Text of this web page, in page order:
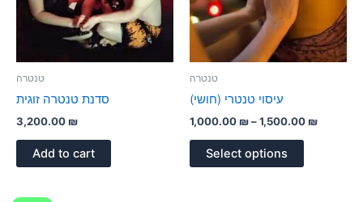
טנטרה
סדנת טנטרה זוגית
3,200.00 ₪
Add to cart
טנטרה
עיסוי טנטרי (חושי)
1,000.00 ₪–1,500.00 ₪
Select options
options
may
the
page